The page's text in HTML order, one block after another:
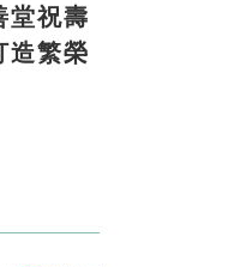
堂祝壽
造繁榮